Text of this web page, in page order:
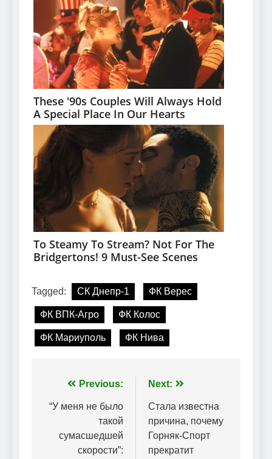
Tagged: СК Днепр-1 ФК Верес
ФК ВПК-Агро ФК Колос
ФК Мариуполь ФК Нива
Навігація
записів
Previous:
“У меня не было
такой
сумасшедшей
скорости”:
Next:
Стала известна
причина, почему
Горняк-Спорт
прекратит